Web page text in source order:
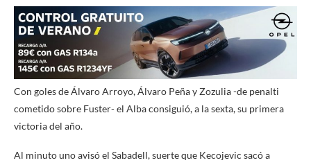
Con goles de Álvaro Arroyo, Álvaro Peña y Zozulia -de penalti
cometido sobre Fuster- el Alba consiguió, a la sexta, su primera
victoria del año.
Al minuto uno avisó el Sabadell, suerte que Kecojevic sacó a